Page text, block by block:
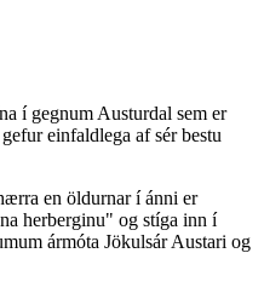
í gegnum Austurdal sem er
einfaldlega af sér bestu
en öldurnar í ánni er
herberginu" og stíga inn í
ármóta Jökulsár Austari og